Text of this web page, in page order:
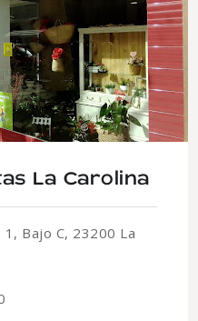
La Carolina
1, Bajo C, 23200 La